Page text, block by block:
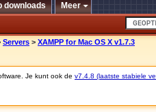
downloads Meer
Servers > XAMPP for Mac OS X v1.7.3
Je kunt ook de v7.4.8 (laatste stabiele